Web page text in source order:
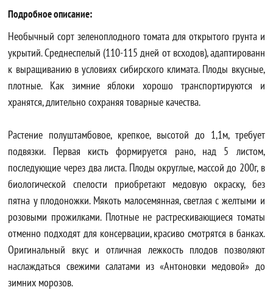
Подробное описание:
Необычный сорт зеленоплодного томата для открытого грунта и
укрытий. Среднеспелый (110-115 дней от всходов), адаптированн
к выращиванию в условиях сибирского климата. Плоды вкусные,
плотные. Как зимние яблоки хорошо транспортируются и
хранятся, длительно сохраняя товарные качества.
Растение полуштамбовое, крепкое, высотой до 1,1м, требует
подвязки. Первая кисть формируется рано, над 5 листом,
последующие через два листа. Плоды округлые, массой до 200г, в
биологической спелости приобретают медовую окраску, без
пятна у плодоножки. Мякоть малосемянная, светлая с желтыми и
розовыми прожилками. Плотные не растрескивающиеся томаты
отменно подходят для консервации, красиво смотрятся в банках.
Оригинальный вкус и отличная лежкость плодов позволяют
наслаждаться свежими салатами из «Антоновки медовой» до
зимних морозов.